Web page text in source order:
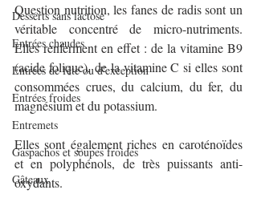
Desserts sans lactose
Entrées chaudes
Entrées de fête ou d'exception
Entrées froides
Entremets
Gaspachos et soupes froides
Gâteaux
Question nutrition, les fanes de radis sont un
véritable concentré de micro-nutriments.
Elles renferment en effet : de la vitamine B9
(acide folique), de la vitamine C si elles sont
consommées crues, du calcium, du fer, du
magnésium et du potassium.
Elles sont également riches en caroténoïdes
et en polyphénols, de très puissants anti-
oxydants.